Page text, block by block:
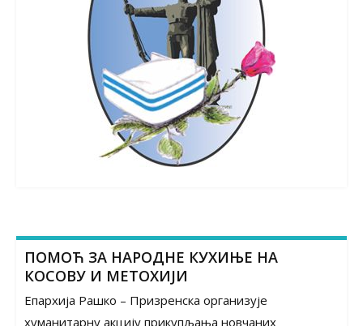
ПОМОЋ ЗА НАРОДНЕ КУХИЊЕ НА
КОСОВУ И МЕТОХИЈИ
Епархија Рашко – Призренска организује
хуманитарну акцију прикупљања новчаних